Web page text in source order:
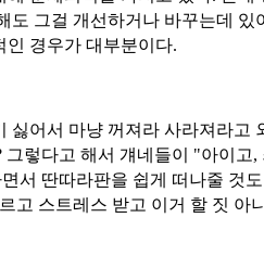
도 그걸 개선하거나 바꾸는데 있
인 경우가 대부분이다.
싫어서 마냥 꺼져라 사라져라고
그렇다고 해서 걔네들이 "아이고,
서 딴따라판을 쉽게 떠나줄 것
고 스트레스 받고 이거 할 짓 아